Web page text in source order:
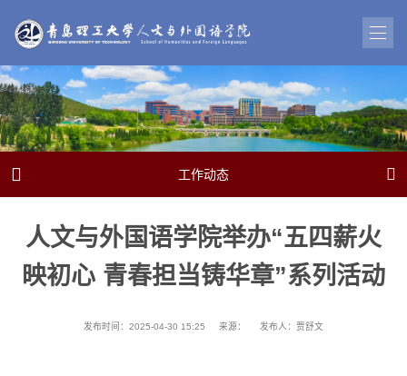
 工作动态 
人文与外国语学院举办“五四薪火
映初心 青春担当铸华章”系列活动
发布时间：2025-04-30 15:25 来源： 发布人：贾舒文